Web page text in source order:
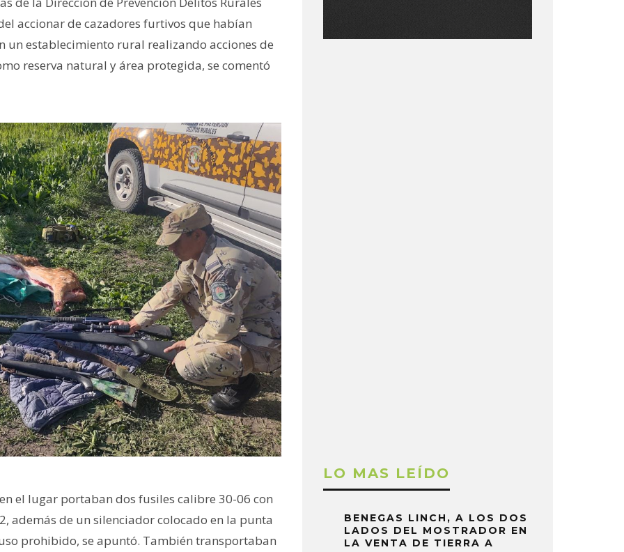
accionar de cazadores furtivos que habían
establecimiento rural realizando acciones de
reserva natural y área protegida, se comentó
el lugar portaban dos fusiles calibre 30-06 con
además de un silenciador colocado en la punta
prohibido, se apuntó. También transportaban
LO MAS LEÍDO
BENEGAS LINCH, A LOS DOS
LADOS DEL MOSTRADOR EN
LA VENTA DE TIERRA A